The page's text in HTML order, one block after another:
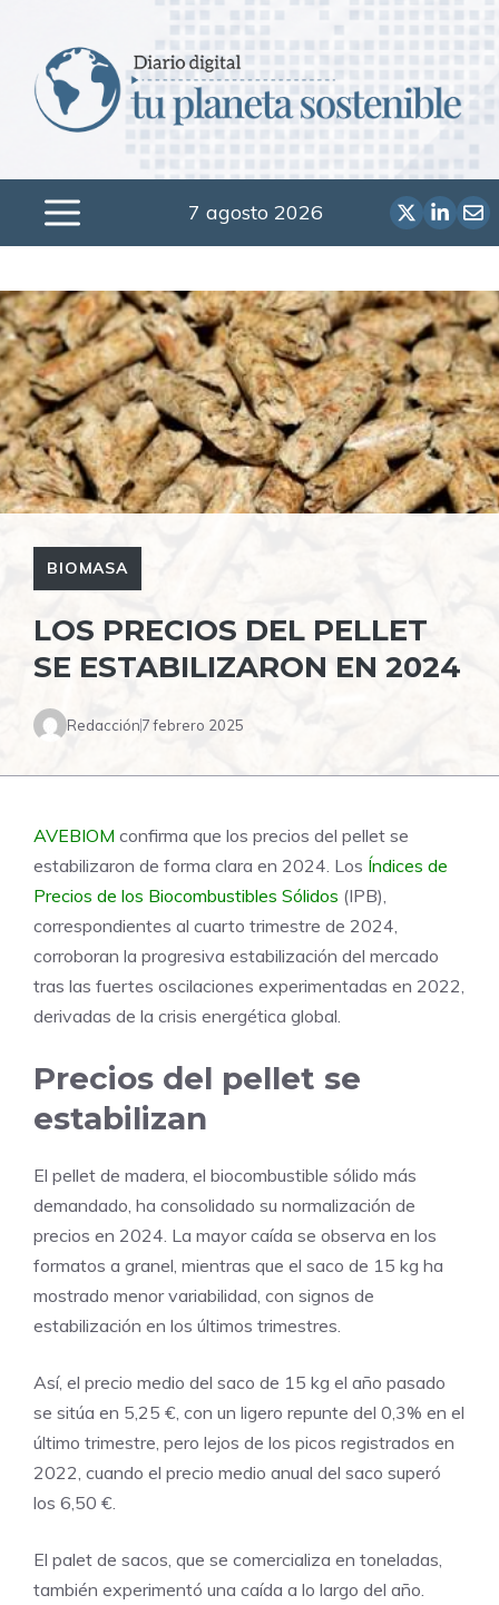
contenido
Menú
7 agosto 2026
BIOMASA
LOS PRECIOS DEL PELLET
SE ESTABILIZARON EN 2024
Redacción7 febrero 2025
AVEBIOM confirma que los precios del pellet se
estabilizaron de forma clara en 2024. Los Índices de
Precios de los Biocombustibles Sólidos (IPB),
correspondientes al cuarto trimestre de 2024,
corroboran la progresiva estabilización del mercado
tras las fuertes oscilaciones experimentadas en 2022,
derivadas de la crisis energética global.
Precios del pellet se
estabilizan
El pellet de madera, el biocombustible sólido más
demandado, ha consolidado su normalización de
precios en 2024. La mayor caída se observa en los
formatos a granel, mientras que el saco de 15 kg ha
mostrado menor variabilidad, con signos de
estabilización en los últimos trimestres.
Así, el precio medio del saco de 15 kg el año pasado
se sitúa en 5,25 €, con un ligero repunte del 0,3% en el
último trimestre, pero lejos de los picos registrados en
2022, cuando el precio medio anual del saco superó
los 6,50 €.
El palet de sacos, que se comercializa en toneladas,
también experimentó una caída a lo largo del año.